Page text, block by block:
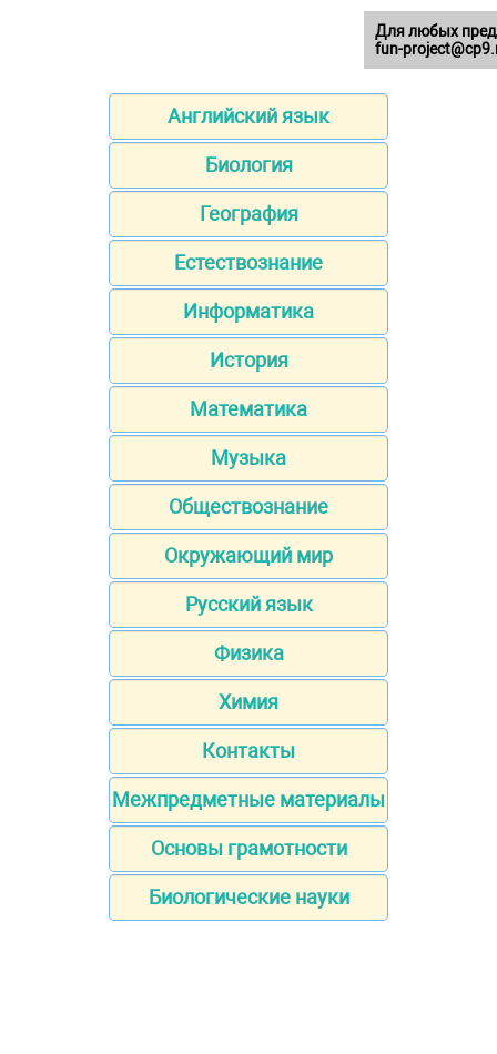
Английский язык
Биология
География
Естествознание
Информатика
История
Математика
Музыка
Обществознание
Окружающий мир
Русский язык
Физика
Химия
Контакты
Межпредметные материалы
Основы грамотности
Биологические науки
Для любых
fun-